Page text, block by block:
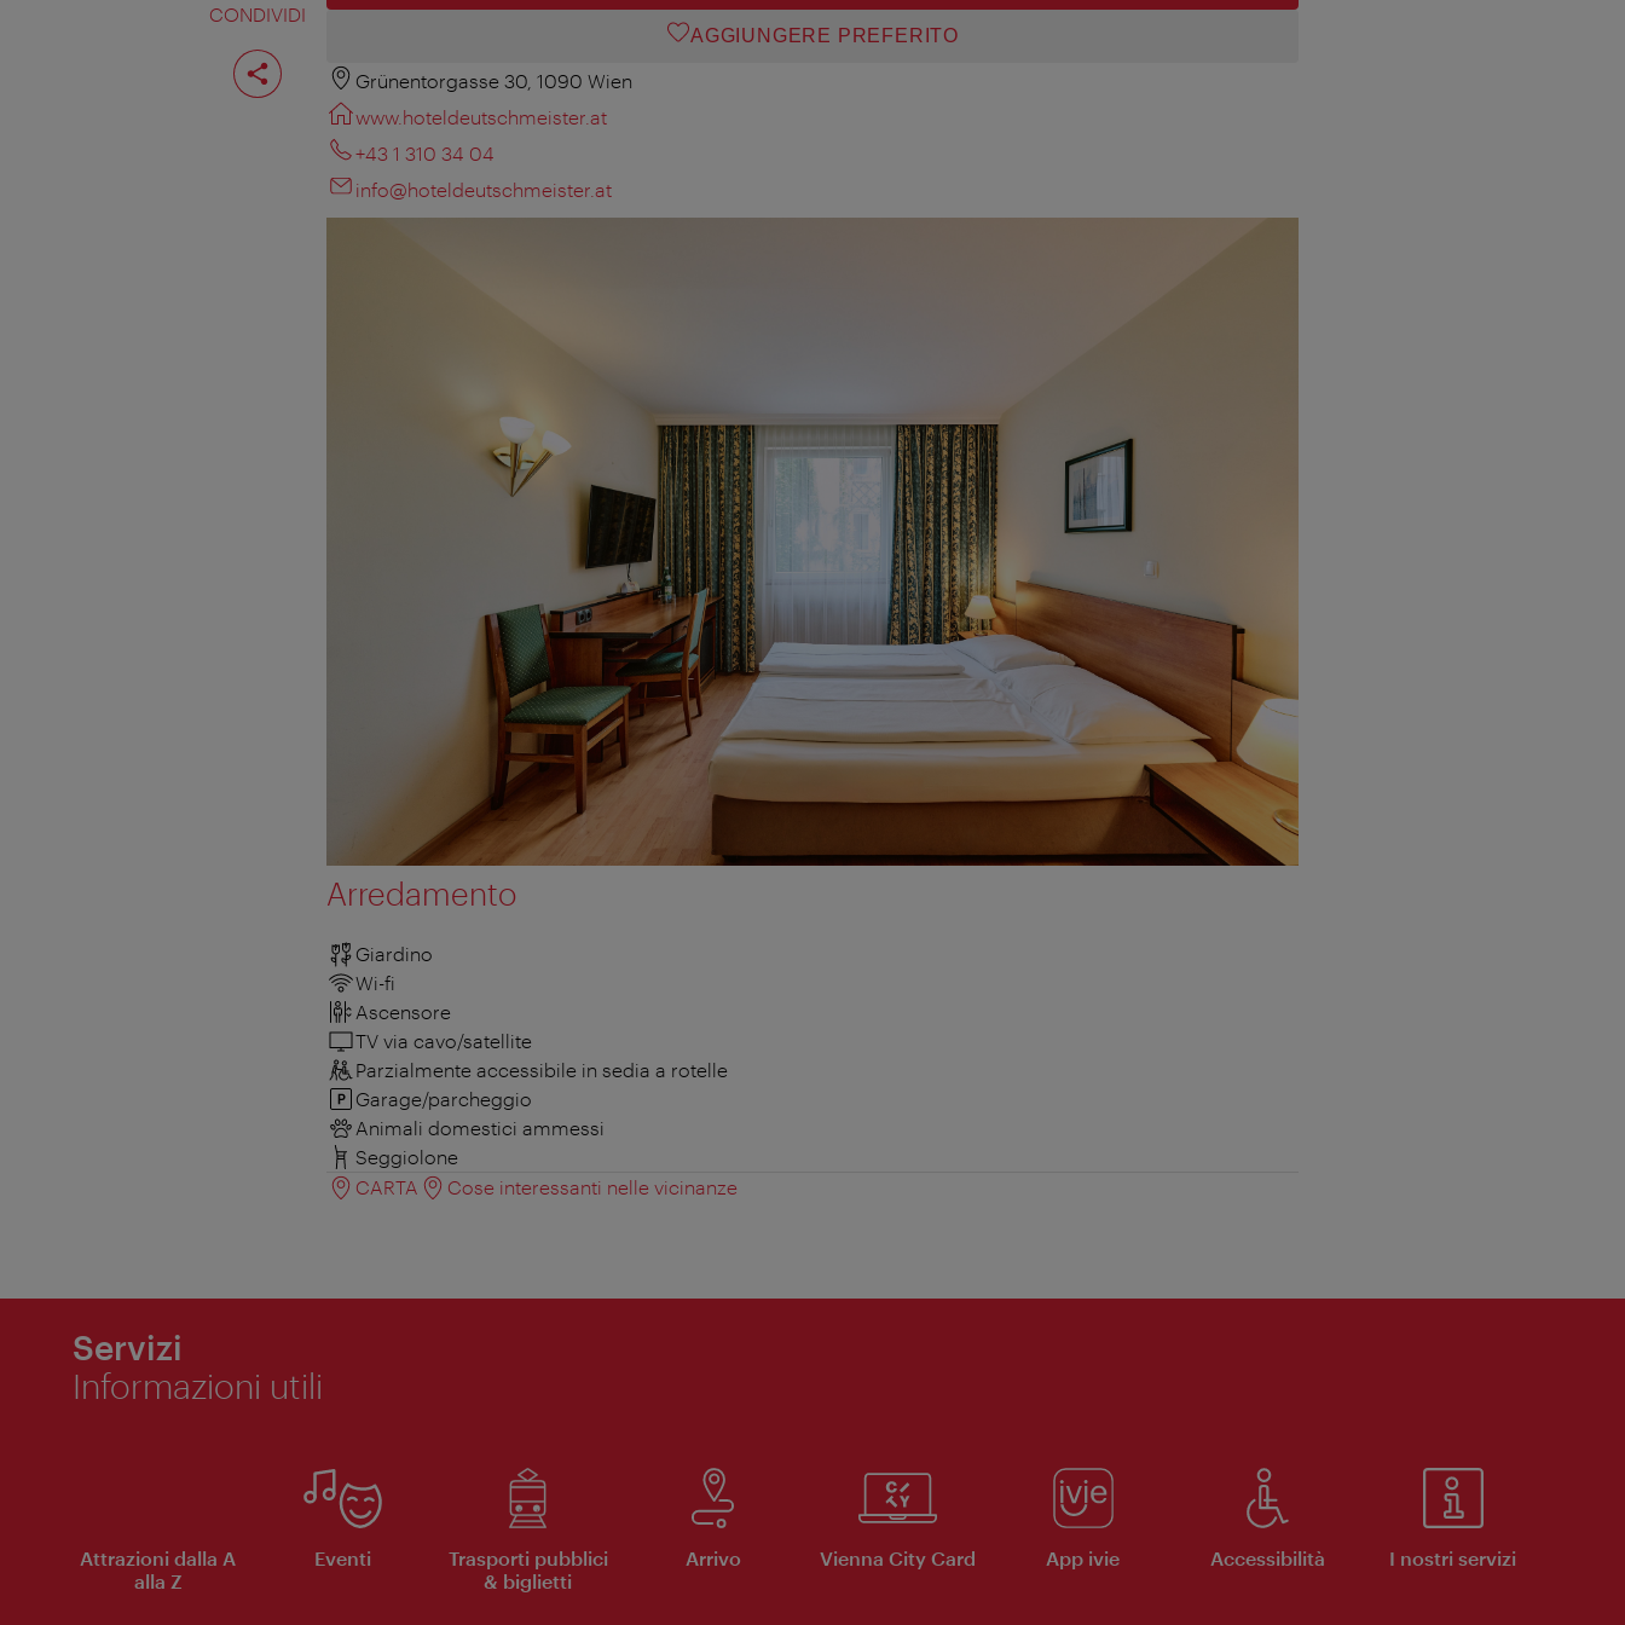
CONDIVIDI
Condividi
pagina
AGGIUNGERE PREFERITO
Grünentorgasse 30, 1090 Wien
www.hoteldeutschmeister.at
+43 1 310 34 04
info@hoteldeutschmeister.at
Arredamento
Giardino
Wi-fi
Ascensore
TV via cavo/satellite
Parzialmente accessibile in sedia a rotelle
Garage/parcheggio
Animali domestici ammessi
Seggiolone
CARTA
Cose interessanti nelle vicinanze
Servizi
Informazioni utili
Attrazioni dalla A
alla Z
Eventi
Trasporti pubblici
& biglietti
Arrivo Vienna City Card App ivie Accessibilità I nostri servizi